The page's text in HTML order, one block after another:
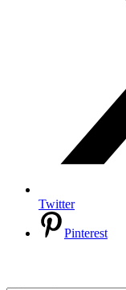
Twitter
Pinterest